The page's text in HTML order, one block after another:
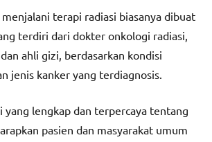
terapi radiasi biasanya dibuat
terdiri dari dokter onkologi radiasi,
ahli gizi, berdasarkan kondisi
jenis kanker yang terdiagnosis.
yang lengkap dan terpercaya tentang
pasien dan masyarakat umum